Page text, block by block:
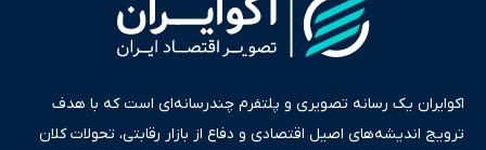
اکوایران یک رسانه تصویری و پلتفرم چندرسانه‌ای است که با هدف
ترویج اندیشه‌های اصیل اقتصادی و دفاع از بازار رقابتی، تحولات کلان